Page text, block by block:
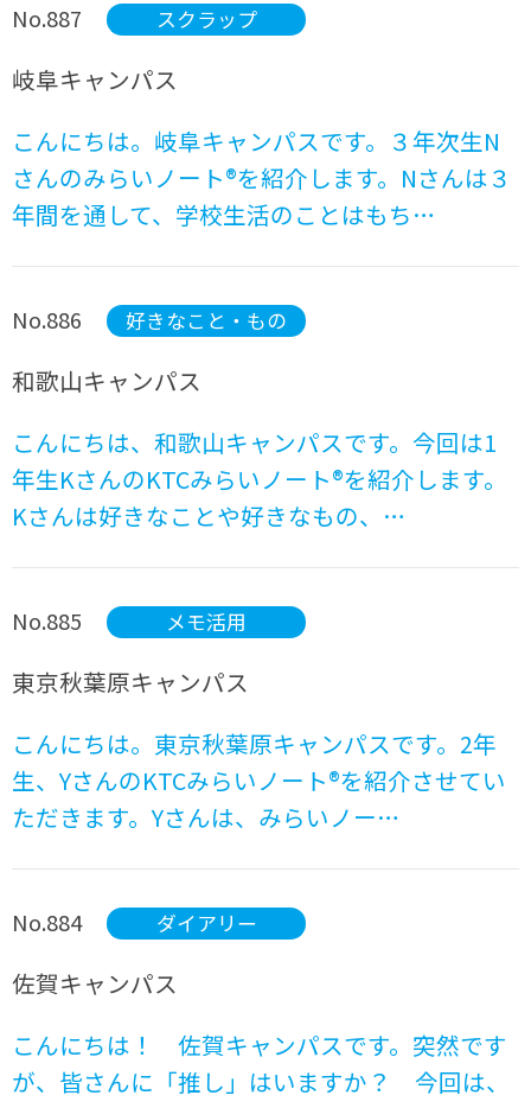
No.887 スクラップ
岐阜キャンパス
こんにちは。岐阜キャンパスです。３年次生N
さんのみらいノート®を紹介します。Nさんは３
年間を通して、学校生活のことはもち…
No.886 好きなこと・もの
和歌山キャンパス
こんにちは、和歌山キャンパスです。今回は1
年生KさんのKTCみらいノート®を紹介します。
Kさんは好きなことや好きなもの、…
No.885 メモ活用
東京秋葉原キャンパス
こんにちは。東京秋葉原キャンパスです。2年
生、YさんのKTCみらいノート®を紹介させてい
ただきます。Yさんは、みらいノー…
No.884 ダイアリー
佐賀キャンパス
こんにちは！ 佐賀キャンパスです。突然です
が、皆さんに「推し」はいますか？ 今回は、